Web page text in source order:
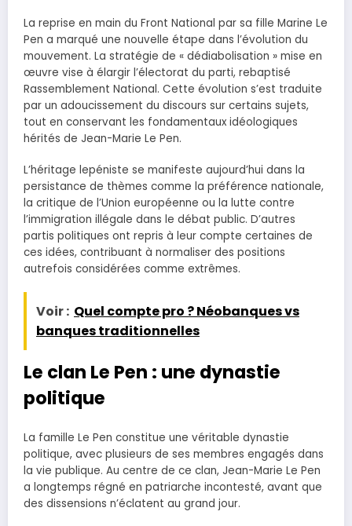
La reprise en main du Front National par sa fille Marine Le
Pen a marqué une nouvelle étape dans l’évolution du
mouvement. La stratégie de « dédiabolisation » mise en
œuvre vise à élargir l’électorat du parti, rebaptisé
Rassemblement National. Cette évolution s’est traduite
par un adoucissement du discours sur certains sujets,
tout en conservant les fondamentaux idéologiques
hérités de Jean-Marie Le Pen.
L’héritage lepéniste se manifeste aujourd’hui dans la
persistance de thèmes comme la préférence nationale,
la critique de l’Union européenne ou la lutte contre
l’immigration illégale dans le débat public. D’autres
partis politiques ont repris à leur compte certaines de
ces idées, contribuant à normaliser des positions
autrefois considérées comme extrêmes.
Voir : Quel compte pro ? Néobanques vs
banques traditionnelles
Le clan Le Pen : une dynastie
politique
La famille Le Pen constitue une véritable dynastie
politique, avec plusieurs de ses membres engagés dans
la vie publique. Au centre de ce clan, Jean-Marie Le Pen
a longtemps régné en patriarche incontesté, avant que
des dissensions n’éclatent au grand jour.